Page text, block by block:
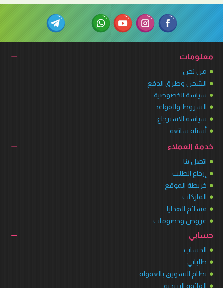
معلومات
من نحن
الشحن وطرق الدفع
سياسة الخصوصية
الشروط والقواعد
سياسة الاسترجاع
أسئلة شائعة
خدمة العملاء
اتصل بنا
إرجاع الطلب
خريطة الموقع
الماركات
قسائم الهدايا
عروض وخصومات
حسابي
الحساب
طلباتي
نظام التسويق بالعمولة
القائمة البريدية